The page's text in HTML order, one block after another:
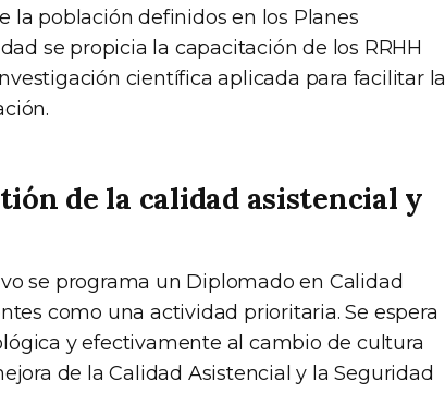
la población definidos en los Planes
se propicia la capacitación de los RRHH
científica aplicada para facilitar la
de la calidad asistencial y
se programa un Diplomado en Calidad
como una actividad prioritaria. Se espera
y efectivamente al cambio de cultura
de la Calidad Asistencial y la Seguridad